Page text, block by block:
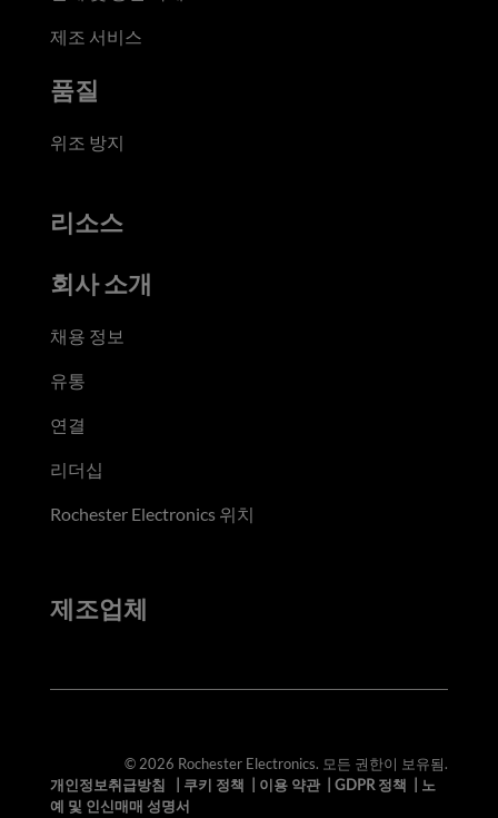
제조 서비스
품질
위조 방지
리소스
회사 소개
채용 정보
유통
연결
리더십
Rochester Electronics 위치
제조업체
© 2026 Rochester Electronics. 모든 권한이 보유됨.
개인정보취급방침
쿠키 정책 이용 약관| GDPR 정책
노
예 및 인신매매 성명서